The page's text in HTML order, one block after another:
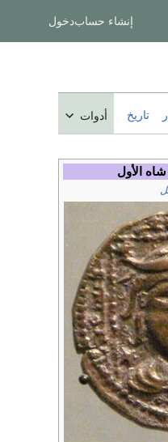
إنشاء حسابدخول
تاريخ أدوات
الأول